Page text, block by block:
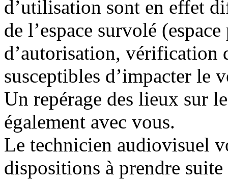
d’utilisation sont en effet
de l’espace survolé
d’autorisation, vérification
susceptibles d’impacter le
Un repérage des lieux sur
également avec vous.
Le technicien audiovisuel
dispositions à prendre suite